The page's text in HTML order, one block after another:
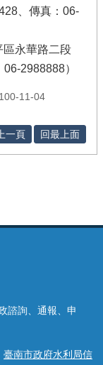
、傳真：06-
區永華路二段
2988888）
11-04
一頁 回最上面
諮詢、通報、申
臺南市政府水利局信